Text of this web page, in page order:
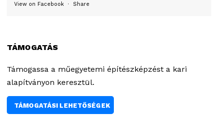
View on Facebook · Share
TÁMOGATÁS
Támogassa a műegyetemi építészképzést a kari
alapítványon keresztül.
TÁMOGATÁSI LEHETŐSÉGEK